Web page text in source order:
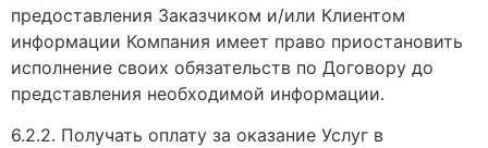
предоставления Заказчиком и/или Клиентом
информации Компания имеет право приостановить
исполнение своих обязательств по Договору до
представления необходимой информации.
6.2.2. Получать оплату за оказание Услуг в